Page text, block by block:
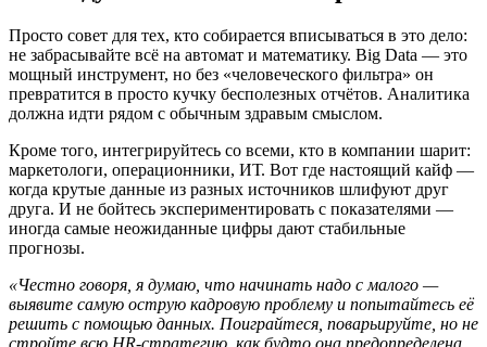
Просто совет для тех, кто собирается вписываться в это дело:
не забрасывайте всё на автомат и математику. Big Data — это
мощный инструмент, но без «человеческого фильтра» он
превратится в просто кучку бесполезных отчётов. Аналитика
должна идти рядом с обычным здравым смыслом.
Кроме того, интегрируйтесь со всеми, кто в компании шарит:
маркетологи, операционники, ИТ. Вот где настоящий кайф —
когда крутые данные из разных источников шлифуют друг
друга. И не бойтесь экспериментировать с показателями —
иногда самые неожиданные цифры дают стабильные
прогнозы.
«Честно говоря, я думаю, что начинать надо с малого —
выявите самую острую кадровую проблему и попытайтесь её
решить с помощью данных. Поиграйтеся, поварьируйте, но не